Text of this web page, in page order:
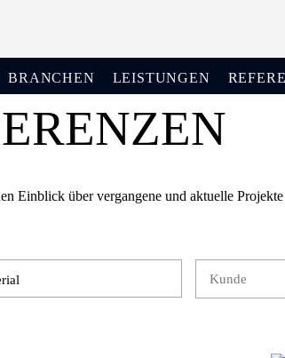
BRANCHEN LEISTUNGEN
Einblick über vergangene und aktuelle